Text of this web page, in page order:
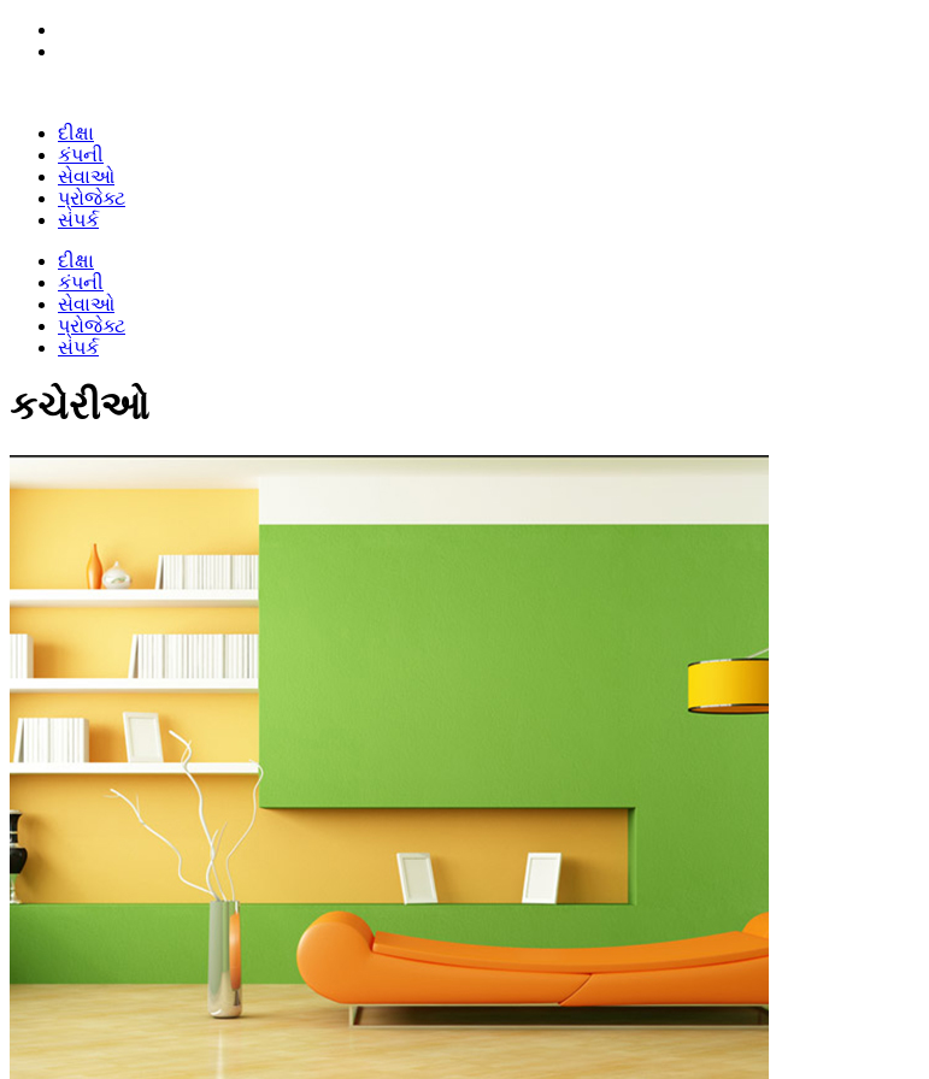
દીક્ષા
કંપની
સેવાઓ
પ્રોજેક્ટ
સંપર્ક
દીક્ષા
કંપની
સેવાઓ
પ્રોજેક્ટ
સંપર્ક
કચેરીઓ